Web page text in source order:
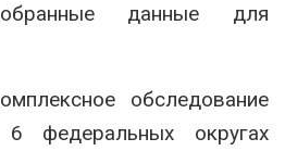
данные для
обследование
федеральных округах